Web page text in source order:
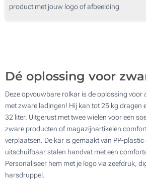
Zonder opdruk
50
product met jouw logo of afbeelding
Dé oplossing voor
Deze opvouwbare rolkar is de oplossing voor
met zware ladingen! Hij kan tot 25 kg dragen
32 liter. Uitgerust met twee wielen voor een
zware producten of magazijnartikelen
verplaatsen. De kar is gemaakt van PP-plastic
uitschuifbaar stalen handvat met een
Personaliseer hem met je logo via zeefdruk,
harsdruppel.